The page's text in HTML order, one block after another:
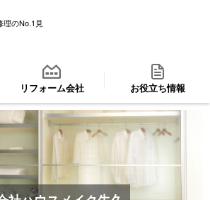
理のNo.1見
リフォーム会社 お役立ち情報